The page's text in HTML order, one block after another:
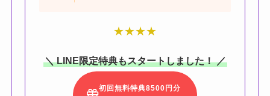
★★★★
＼ LINE限定特典もスタートしました！ ／
初回無料特典8500円分